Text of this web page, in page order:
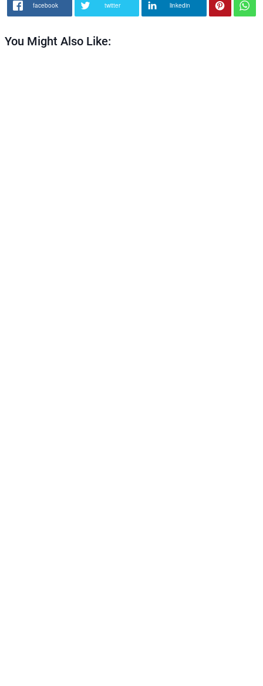
facebook twitter linkedin
You Might Also Like: